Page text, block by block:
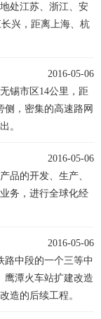
处江苏、浙江、安
兴，距离上海、杭
2016-05-06
锡市区14公里，距
侧，密集的高速路网
。
2016-05-06
品的开发、生产、
务，进行全球化经
2016-05-06
路中段的一个三等中
鹰潭火车站扩建改造
造的后续工程。